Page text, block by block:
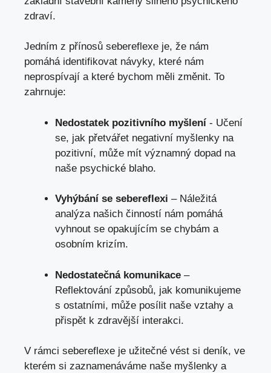
zdraví.
Jedním ⁢z‌ přínosů sebereflexe je, že ​nám
‍pomáhá identifikovat návyky, které nám
‍neprospívají ⁢a které bychom ⁢měli změnit.⁢ To
zahrnuje:
Nedostatek pozitivního myšlení -​ Učení
se,⁣ jak přetvářet negativní myšlenky na⁣
pozitivní, může ‌mít významný dopad​ na
naše​ psychické blaho.
Vyhýbání se sebereflexi – Náležitá⁤
analýza našich činností⁢ nám pomáhá⁢
vyhnout se opakujícím se chybám​ a⁢
osobním krizím.
Nedostatečná komunikace –
Reflektování ​způsobů, jak⁢ komunikujeme
s ⁢ostatními, může posílit naše​ vztahy a
přispět​ k‌ zdravější interakci.
V rámci‍ sebereflexe ⁤je užitečné vést si deník, ve
kterém si zaznamenáváme naše ​myšlenky a